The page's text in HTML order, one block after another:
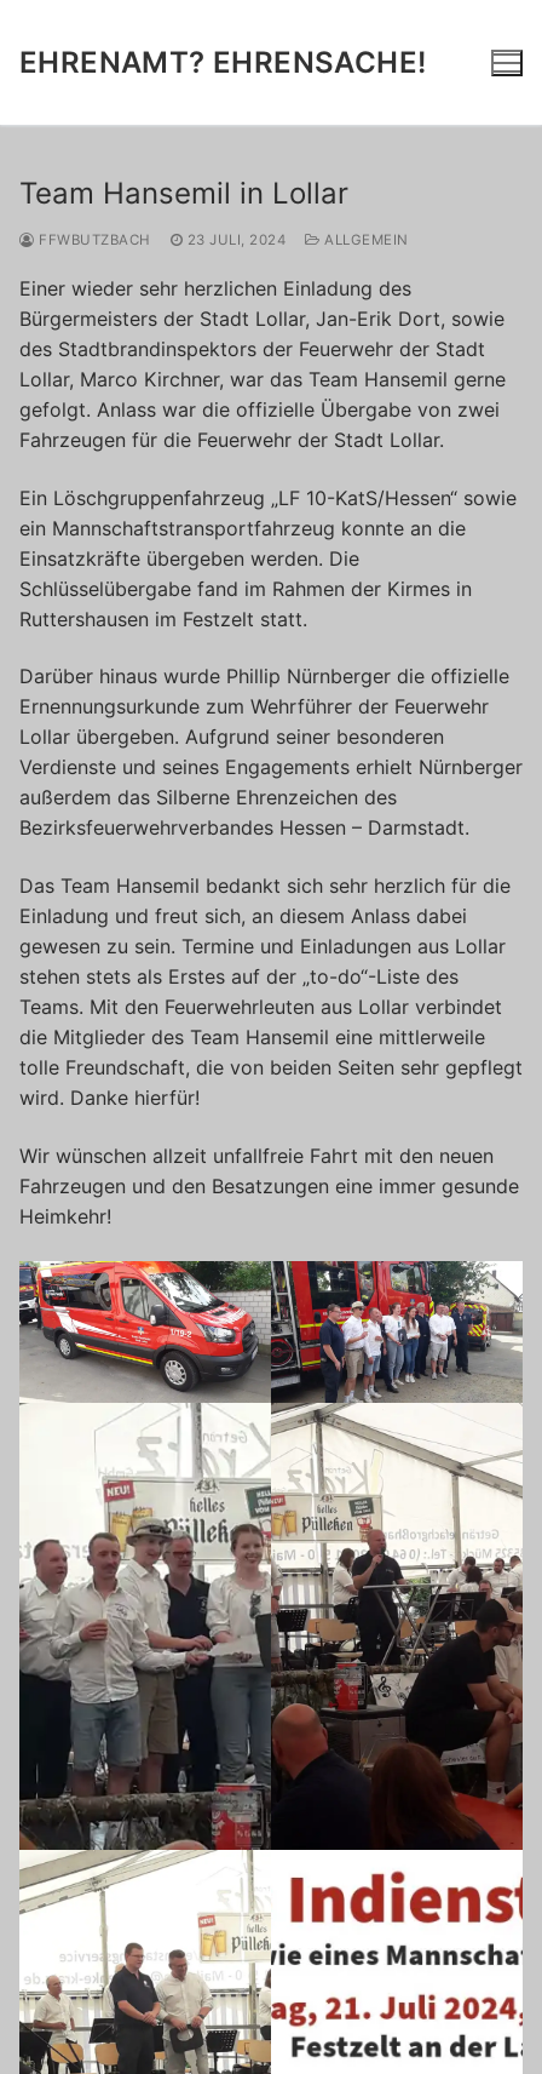
springen
EHRENAMT? EHRENSACHE!
Team Hansemil in Lollar
FFWBUTZBACH 23 JULI, 2024 ALLGEMEIN
Einer wieder sehr herzlichen Einladung des
Bürgermeisters der Stadt Lollar, Jan-Erik Dort, sowie
des Stadtbrandinspektors der Feuerwehr der Stadt
Lollar, Marco Kirchner, war das Team Hansemil gerne
gefolgt. Anlass war die offizielle Übergabe von zwei
Fahrzeugen für die Feuerwehr der Stadt Lollar.
Ein Löschgruppenfahrzeug „LF 10-KatS/Hessen“ sowie
ein Mannschaftstransportfahrzeug konnte an die
Einsatzkräfte übergeben werden. Die
Schlüsselübergabe fand im Rahmen der Kirmes in
Ruttershausen im Festzelt statt.
Darüber hinaus wurde Phillip Nürnberger die offizielle
Ernennungsurkunde zum Wehrführer der Feuerwehr
Lollar übergeben. Aufgrund seiner besonderen
Verdienste und seines Engagements erhielt Nürnberger
außerdem das Silberne Ehrenzeichen des
Bezirksfeuerwehrverbandes Hessen – Darmstadt.
Das Team Hansemil bedankt sich sehr herzlich für die
Einladung und freut sich, an diesem Anlass dabei
gewesen zu sein. Termine und Einladungen aus Lollar
stehen stets als Erstes auf der „to-do“-Liste des
Teams. Mit den Feuerwehrleuten aus Lollar verbindet
die Mitglieder des Team Hansemil eine mittlerweile
tolle Freundschaft, die von beiden Seiten sehr gepflegt
wird. Danke hierfür!
Wir wünschen allzeit unfallfreie Fahrt mit den neuen
Fahrzeugen und den Besatzungen eine immer gesunde
Heimkehr!